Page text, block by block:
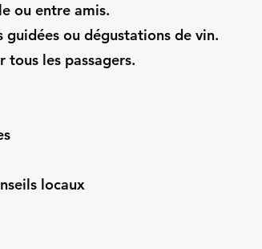
ou entre amis.
ou dégustations de vin.
les passagers.
locaux